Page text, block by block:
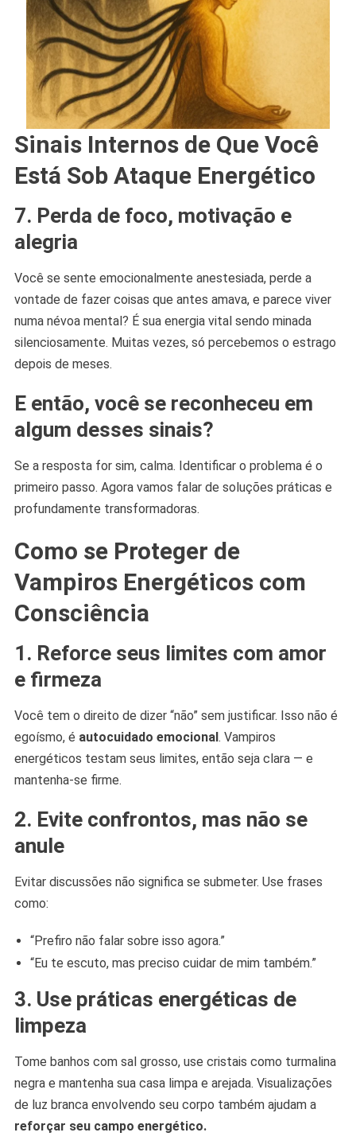
Sinais Internos de Que Você
Está Sob Ataque Energético
7. Perda de foco, motivação e
alegria
Você se sente emocionalmente anestesiada, perde a
vontade de fazer coisas que antes amava, e parece viver
numa névoa mental? É sua energia vital sendo minada
silenciosamente. Muitas vezes, só percebemos o estrago
depois de meses.
E então, você se reconheceu em
algum desses sinais?
Se a resposta for sim, calma. Identificar o problema é o
primeiro passo. Agora vamos falar de soluções práticas e
profundamente transformadoras.
Como se Proteger de
Vampiros Energéticos com
Consciência
1. Reforce seus limites com amor
e firmeza
Você tem o direito de dizer “não” sem justificar. Isso não é
egoísmo, é autocuidado emocional . Vampiros
energéticos testam seus limites, então seja clara — e
mantenha-se firme.
2. Evite confrontos, mas não se
anule
Evitar discussões não significa se submeter. Use frases
como:
“Prefiro não falar sobre isso agora.”
“Eu te escuto, mas preciso cuidar de mim também.”
3. Use práticas energéticas de
limpeza
Tome banhos com sal grosso, use cristais como turmalina
negra e mantenha sua casa limpa e arejada. Visualizações
de luz branca envolvendo seu corpo também ajudam a
reforçar seu campo energético.